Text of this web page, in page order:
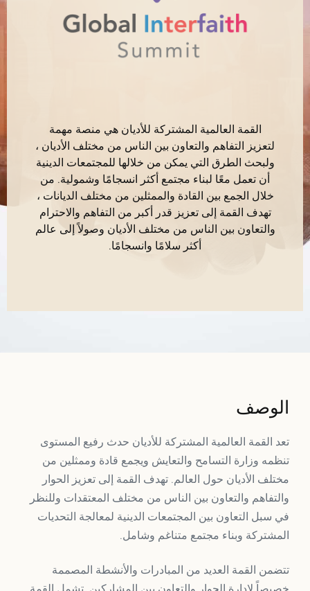
القمة العالمية المشتركة للأديان هي منصة مهمة
لتعزيز التفاهم والتعاون بين الناس من مختلف الأديان ،
ولبحث الطرق التي يمكن من خلالها للمجتمعات الدينية
أن تعمل معًا لبناء مجتمع أكثر انسجامًا وشمولية. من
خلال الجمع بين القادة والممثلين من مختلف الديانات ،
تهدف القمة إلى تعزيز قدر أكبر من التفاهم والاحترام
والتعاون بين الناس من مختلف الأديان وصولاً إلى عالم
أكثر سلامًا وانسجامًا.
الوصف
تعد القمة العالمية المشتركة للأديان حدث رفيع المستوى
تنظمه وزارة التسامح والتعايش ويجمع قادة وممثلين من
مختلف الأديان حول العالم. تهدف القمة إلى تعزيز الحوار
والتفاهم والتعاون بين الناس من مختلف المعتقدات وللنظر
في سبل التعاون بين المجتمعات الدينية لمعالجة التحديات
المشتركة وبناء مجتمع متناغم وشامل.
تتضمن القمة العديد من المبادرات والأنشطة المصممة